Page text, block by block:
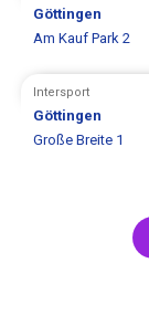
Göttingen
Am Kauf Park 2
Intersport
Göttingen
Große Breite 1